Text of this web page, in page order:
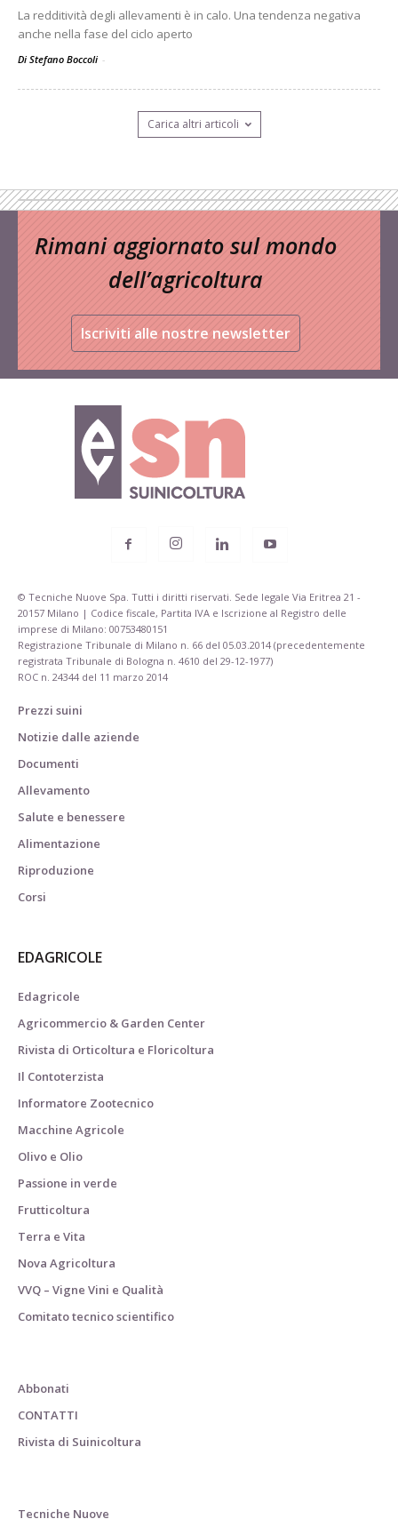
La redditività degli allevamenti è in calo. Una tendenza negativa
anche nella fase del ciclo aperto
Di Stefano Boccoli -
Carica altri articoli
Rimani aggiornato sul mondo
dell’agricoltura
Iscriviti alle nostre newsletter
© Tecniche Nuove Spa. Tutti i diritti riservati. Sede legale Via Eritrea 21 -
20157 Milano | Codice fiscale, Partita IVA e Iscrizione al Registro delle
imprese di Milano: 00753480151
Registrazione Tribunale di Milano n. 66 del 05.03.2014 (precedentemente
registrata Tribunale di Bologna n. 4610 del 29-12-1977)
ROC n. 24344 del 11 marzo 2014
Prezzi suini
Notizie dalle aziende
Documenti
Allevamento
Salute e benessere
Alimentazione
Riproduzione
Corsi
EDAGRICOLE
Edagricole
Agricommercio & Garden Center
Rivista di Orticoltura e Floricoltura
Il Contoterzista
Informatore Zootecnico
Macchine Agricole
Olivo e Olio
Passione in verde
Frutticoltura
Terra e Vita
Nova Agricoltura
VVQ – Vigne Vini e Qualità
Comitato tecnico scientifico
Abbonati
CONTATTI
Rivista di Suinicoltura
Tecniche Nuove